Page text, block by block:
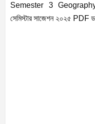
Semester 3 Geography
সেমিস্টার সাজেশন ২০২৫ PDF